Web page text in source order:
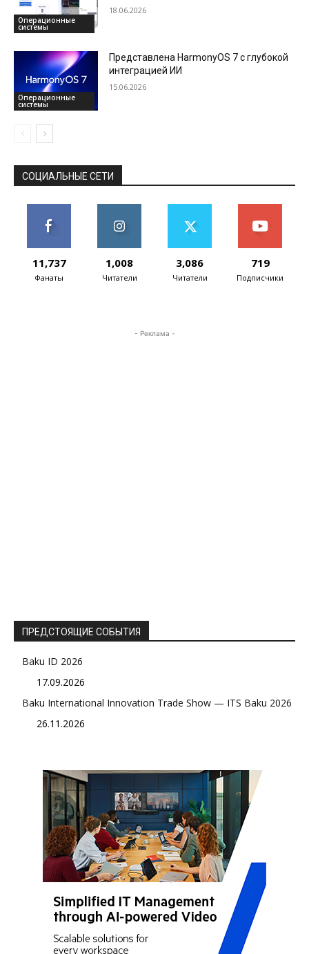
Операционные
системы
təhlükəsizlik
18.06.2026
Операционные
системы
Представлена HarmonyOS 7 с глубокой
интеграцией ИИ
15.06.2026
СОЦИАЛЬНЫЕ СЕТИ
11,737
Фанаты
1,008
Читатели
3,086
Читатели
719
Подписчики
- Реклама -
ПРЕДСТОЯЩИЕ СОБЫТИЯ
Baku ID 2026
17.09.2026
Baku International Innovation Trade Show — ITS Baku 2026
26.11.2026